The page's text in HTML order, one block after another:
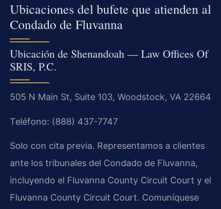
Ubicaciones del bufete que atienden al
Condado de Fluvanna
Ubicación de Shenandoah — Law Offices Of
SRIS, P.C.
505 N Main St, Suite 103, Woodstock, VA 22664
Teléfono: (888) 437-7747
Solo con cita previa. Representamos a clientes
ante los tribunales del Condado de Fluvanna,
incluyendo el Fluvanna County Circuit Court y el
Fluvanna County Circuit Court. Comuníquese